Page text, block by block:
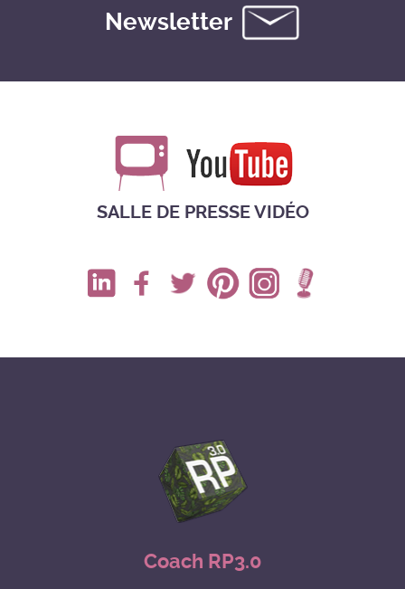
Newsletter
SALLE DE PRESSE VIDÉO
Coach RP3.0